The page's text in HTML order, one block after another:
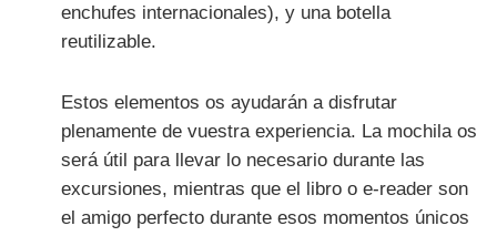
enchufes internacionales), y una botella
reutilizable.
Estos elementos os ayudarán a disfrutar
plenamente de vuestra experiencia. La mochila os
será útil para llevar lo necesario durante las
excursiones, mientras que el libro o e-reader son
el amigo perfecto durante esos momentos únicos